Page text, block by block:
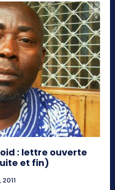
: lettre ouverte
et fin)